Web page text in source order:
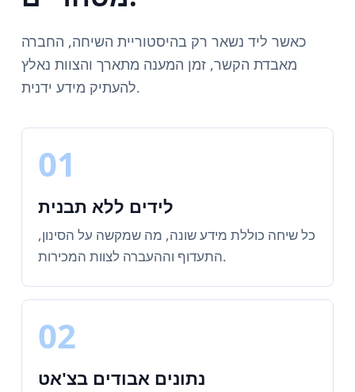
כאשר ליד נשאר רק בהיסטוריית השיחה, החברה
מאבדת הקשר, זמן המענה מתארך והצוות נאלץ
להעתיק מידע ידנית.
01
לידים ללא תבנית
כל שיחה כוללת מידע שונה, מה שמקשה על הסינון,
התעדוף וההעברה לצוות המכירות.
02
נתונים אבודים בצ'אט